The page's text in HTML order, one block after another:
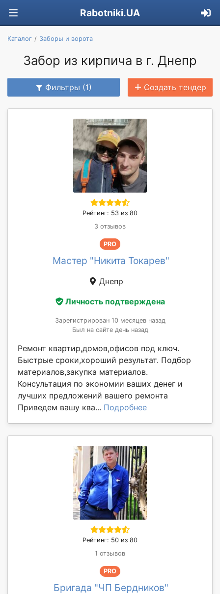
Rabotniki.UA
Каталог Заборы и ворота
Забор из кирпича в г. Днепр
Фильтры (1) Создать тендер
Рейтинг: 53 из 80
3 отзывов
PRO
Мастер "Никита Токарев"
Днепр
Личность подтверждена
Зарегистрирован 10 месяцев назад
Был на сайте день назад
Ремонт квартир,домов,офисов под ключ.
Быстрые сроки,хороший результат. Подбор
материалов,закупка материалов.
Консультация по экономии ваших денег и
лучших предложений вашего ремонта
Приведем вашу ква... Подробнее
Рейтинг: 50 из 80
1 отзывов
PRO
Бригада "ЧП Бердников"